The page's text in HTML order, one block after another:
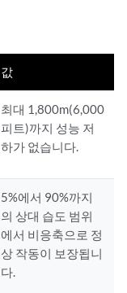
값
최대 1,800m(6,000
피트)까지 성능 저
하가 없습니다.
5%에서 90%까지
의 상대 습도 범위
에서 비응축으로 정
상 작동이 보장됩니
다.